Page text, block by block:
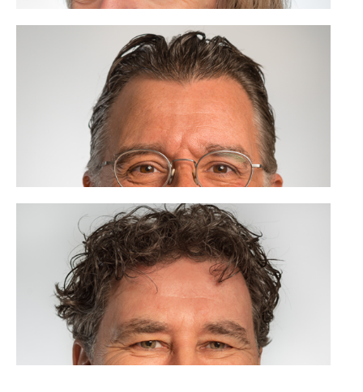
Roger Vroemen
06 - 20 88 45 54
Groei door samenwerken, ik ben VOOR.
Stefan van den Oever
06 - 51 70 53 62
Ontwikkeling, ik ben VOOR.
Lees meer